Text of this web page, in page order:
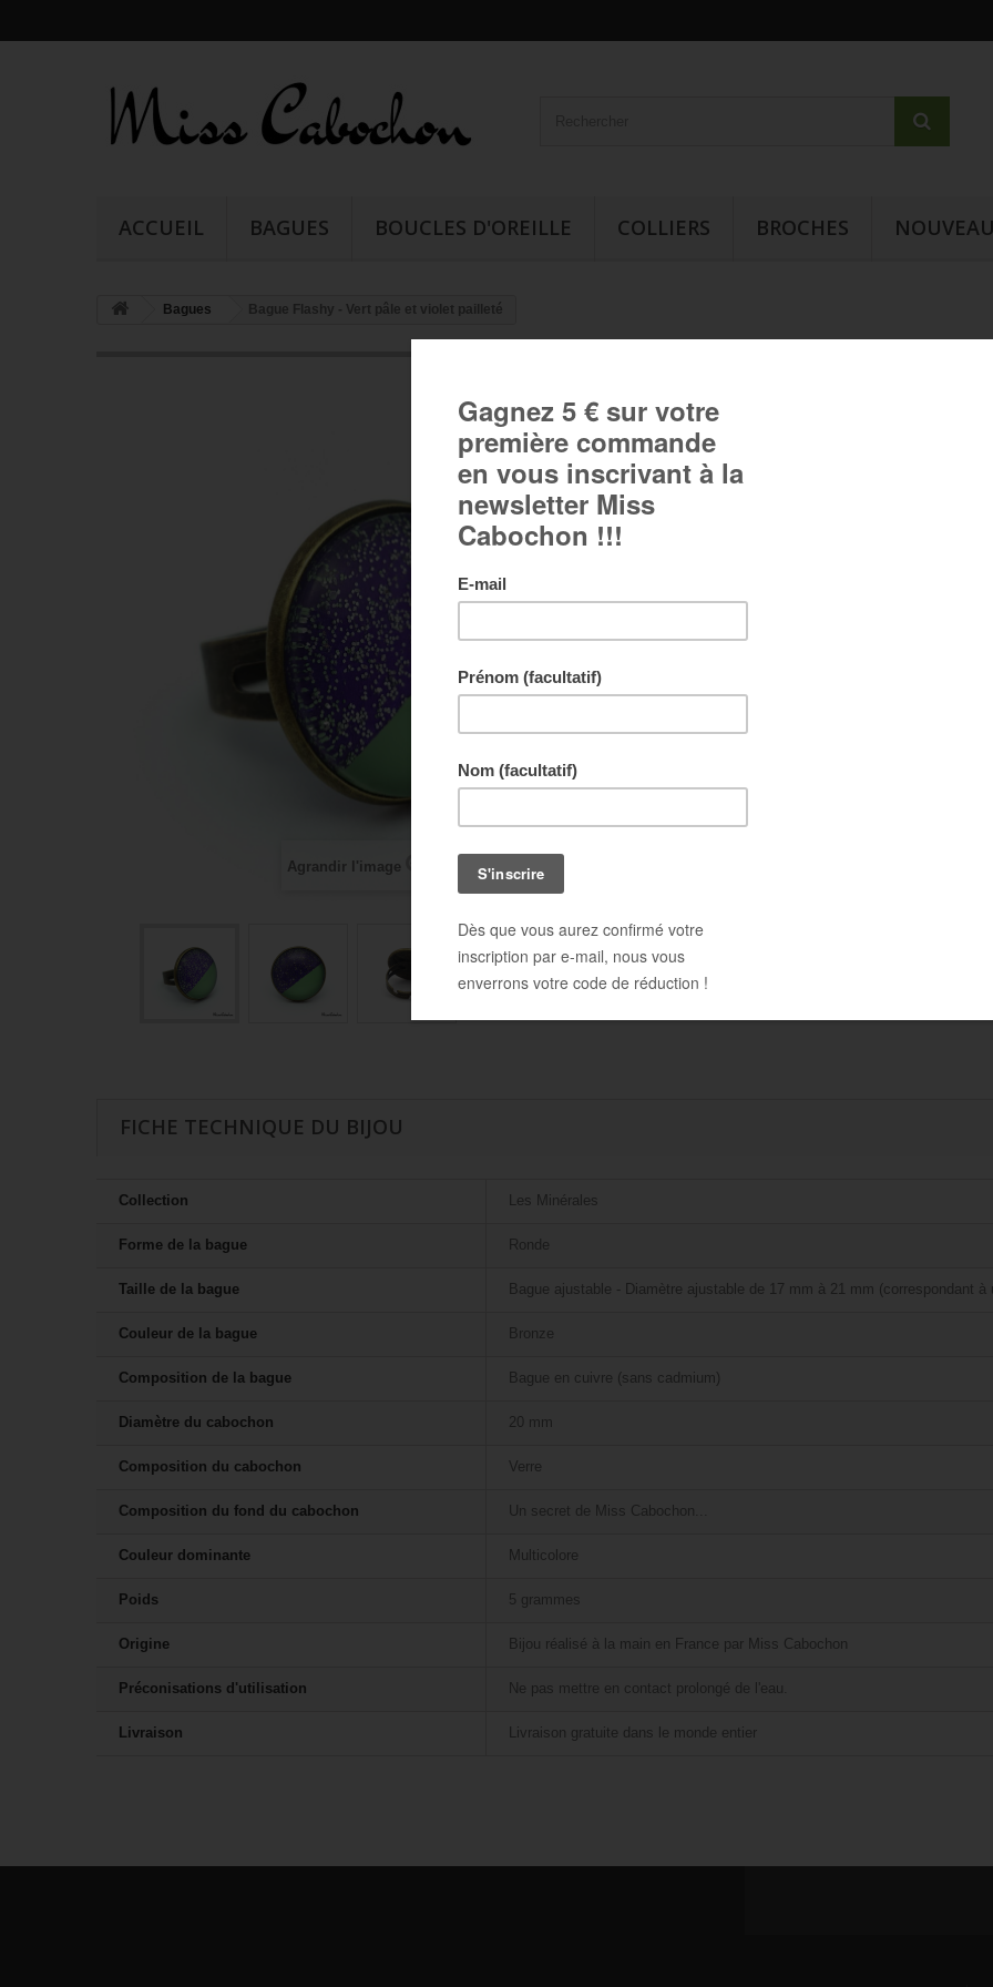
ACCUEIL BAGUES BOUCLES D'OREILLE COLLIERS BROCHES
Bagues Bague Flashy - Vert pâle et violet pailleté
Agrandir l'image
Bague Flashy - Vert pâle et violet
pailleté
Bague Flashy - Vert pâle et violet pailleté :
photo.
Livraison gratuite !
points de fidélité
FICHE TECHNIQUE DU BIJOU
Collection Les Minérales
Forme de la bague Ronde
Taille de la bague Bague ajustable - Diamètre ajustable de 17 mm à 21 mm (correspondant à
Couleur de la bague Bronze
Composition de la bague Bague en cuivre (sans cadmium)
Diamètre du cabochon 20 mm
Composition du cabochon Verre
Composition du fond du cabochon Un secret de Miss Cabochon...
Couleur dominante Multicolore
Poids 5 grammes
Origine Bijou réalisé à la main en France par Miss Cabochon
Préconisations d'utilisation Ne pas mettre en contact prolongé de l'eau.
Livraison Livraison gratuite dans le monde entier